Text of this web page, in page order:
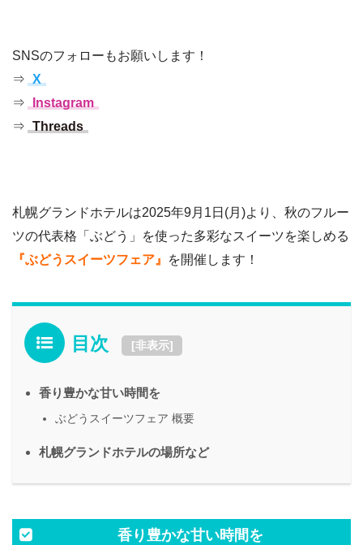
SNSのフォローもお願いします！
⇒ X
⇒ Instagram
⇒ Threads
札幌グランドホテルは2025年9月1日(月)より、秋のフルー
ツの代表格「ぶどう」を使った多彩なスイーツを楽しめる
『ぶどうスイーツフェア』
を開催します！
目次 [非表示]
香り豊かな甘い時間を
ぶどうスイーツフェア 概要
札幌グランドホテルの場所など
香り豊かな甘い時間を